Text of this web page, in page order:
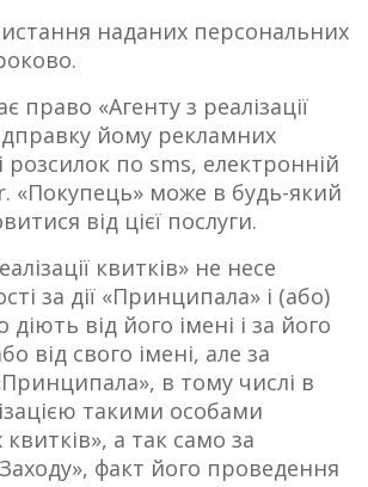
наданих персональних
право «Агенту з реалізації
йому рекламних
розсилок по sms, електронній
«Покупець» може в будь-який
від цієї послуги.
квитків» не несе
за дії «Принципала» і (або)
від його імені і за його
від свого імені, але за
в тому числі в
такими особами
а так само за
факт його проведення